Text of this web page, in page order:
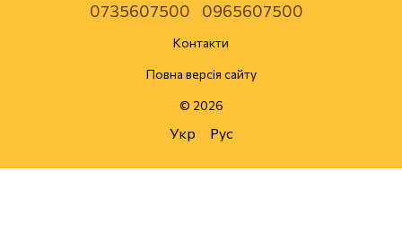
0735607500 0965607500
Контакти
Повна версія сайту
© 2026
Укр Рус